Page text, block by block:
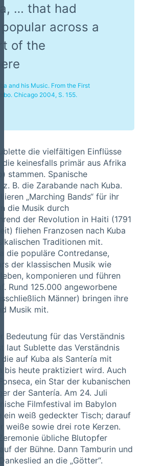
… that had
popular across a
of the
and his Music. From the First
Chicago 2004, S. 155.
die vielfältigen Einflüsse
die keinesfalls primär aus Afrika
stammen. Spanische
z. B. die Zarabande nach Kuba.
„Marching Bands“ für ihr
die Musik durch
der Revolution in Haiti (1791
fliehen Franzosen nach Kuba
Traditionen mit.
die populäre Contredanse,
der klassischen Musik wie
komponieren und führen
Rund 125.000 angeworbene
Männer) bringen ihre
Musik mit.
Bedeutung für das Verständnis
laut Sublette das Verständnis
die auf Kuba als Santería mit
bis heute praktiziert wird. Auch
ein Star der kubanischen
der Santería. Am 24. Juli
Filmfestival im Babylon
ein weiß gedeckter Tisch; darauf
weiße sowie drei rote Kerzen.
übliche Blutopfer
der Bühne. Dann Tamburin und
an die „Götter“.